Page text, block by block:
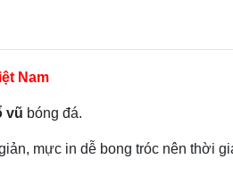
Nam
vũ bóng đá.
mực in dễ bong tróc nên thời